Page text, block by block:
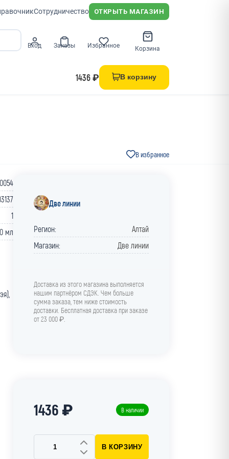
Сотрудничество ОТКРЫТЬ МАГАЗИН
Вход Заказы Избранное Корзина
1436 ₽ В корзину
В избранное
1
мл
Две линии
Регион:
Алтай
Магазин:
Две линии
Доставка из этого магазина выполняется
нашим партнёром СДЭК. Чем больше
сумма заказа, тем ниже стоимость
доставки. Бесплатная доставка при заказе
от 23 000 ₽.
1436 ₽ В наличии
В КОРЗИНУ